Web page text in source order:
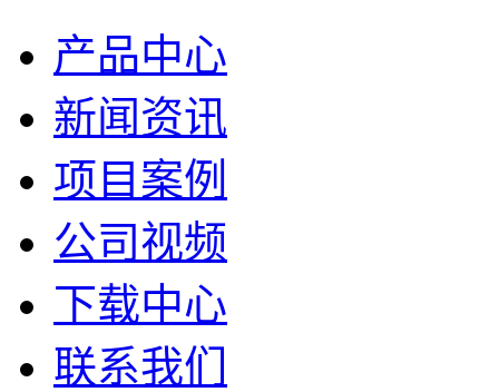
产品中心
新闻资讯
项目案例
公司视频
下载中心
联系我们